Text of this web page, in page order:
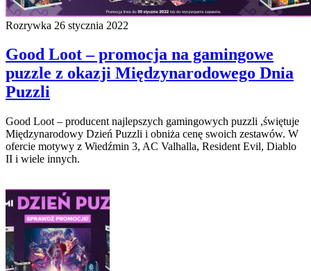
Rozrywka 26 stycznia 2022
Good Loot – promocja na gamingowe
puzzle z okazji Międzynarodowego Dnia
Puzzli
Good Loot – producent najlepszych gamingowych puzzli ,świętuje
Międzynarodowy Dzień Puzzli i obniża cenę swoich zestawów. W
ofercie motywy z Wiedźmin 3, AC Valhalla, Resident Evil, Diablo
II i wiele innych.